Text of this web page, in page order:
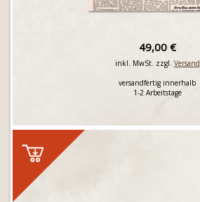
49,00 €
inkl. MwSt. zzgl. Versand
versandfertig innerhalb
1-2 Arbeitstage